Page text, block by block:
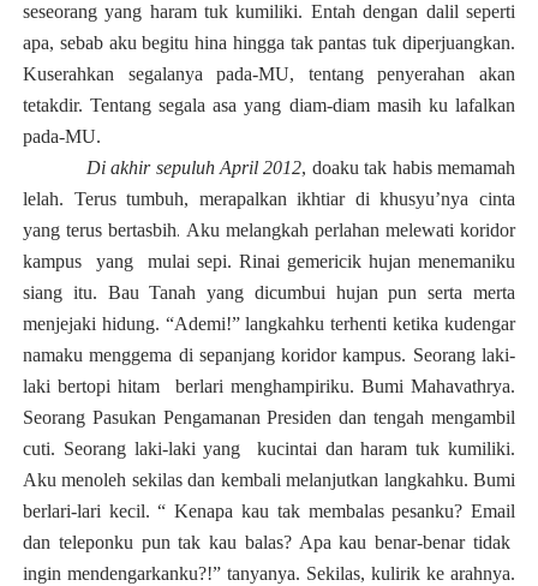
seseorang yang haram tuk kumiliki. Entah dengan dalil seperti
apa, sebab aku begitu hina hingga tak pantas tuk diperjuangkan.
Kuserahkan segalanya pada-MU, tentang penyerahan akan
tetakdir. Tentang segala asa yang diam-diam masih ku lafalkan
pada-MU.
Di akhir sepuluhApril 2012, doaku tak habis memamah
lelah. Terus tumbuh, merapalkan ikhtiar di khusyu’nya cinta
yang terus bertasbih. Aku melangkah perlahan melewati koridor
kampusyang mulai sepi. Rinai gemericik hujan menemaniku
siang itu. Bau Tanah yang dicumbui hujan pun serta merta
menjejaki hidung. “Ademi!” langkahku terhenti ketika kudengar
namaku menggema di sepanjang koridorkampus. Seorang laki-
laki bertopi hitam berlari menghampiriku. Bumi Mahavathrya.
Seorang Pasukan Pengamanan Presiden dan tengah mengambil
cuti. Seorang laki-laki yang kucintai dan haram tuk kumiliki.
Aku menoleh sekilas dan kembali melanjutkan langkahku. Bumi
berlari-lari kecil. “ Kenapa kau tak membalas pesanku? Email
dan teleponku pun tak kau balas? Apa kau benar-benar tidak
ingin mendengarkanku?!” tanyanya. Sekilas, kulirik ke arahnya.